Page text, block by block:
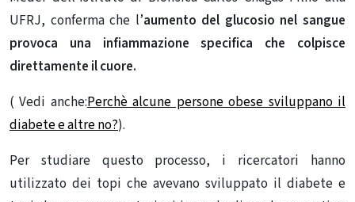
UFRJ, conferma che l’aumento del glucosio nel sangue
provoca una infiammazione specifica che colpisce
direttamente il cuore.
( Vedi anche:Perchè alcune persone obese sviluppano il
diabete e altre no?).
Per studiare questo processo, i ricercatori hanno
utilizzato dei topi che avevano sviluppato il diabete e